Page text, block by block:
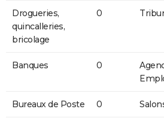
Drogueries,
quincalleries,
bricolage
0
Banques 0
Bureaux de Poste 0